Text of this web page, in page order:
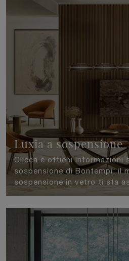
Luxia a sospensione
Clicca e ottieni informazioni
sospensione di Bontempi: il
sospensione in vetro ti sta